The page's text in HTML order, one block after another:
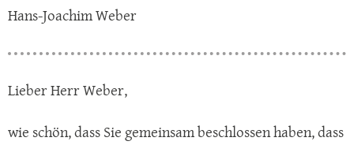
Hans-Joachim Weber
Lieber Herr Weber,
wie schön, dass Sie gemeinsam beschlossen haben, dass